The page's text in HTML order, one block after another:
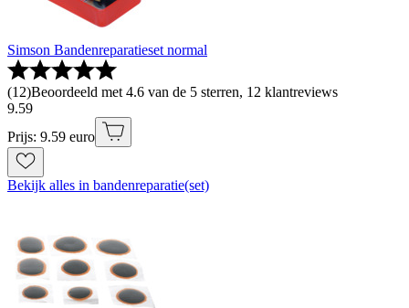
Simson Bandenreparatieset normal
(12)Beoordeeld met 4.6 van de 5 sterren, 12 klantreviews
9.59
Prijs: 9.59 euro
Bekijk alles in bandenreparatie(set)